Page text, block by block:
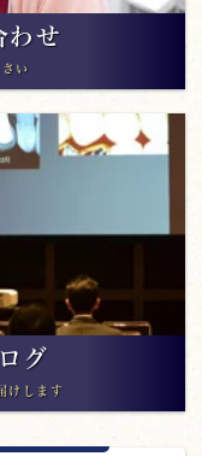
わせ
い
グ
けします